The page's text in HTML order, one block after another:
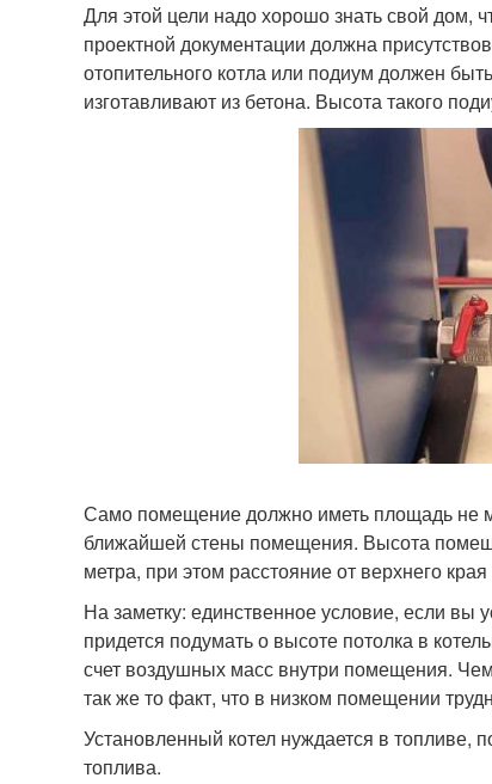
Для этой цели надо хорошо знать свой дом,
проектной документации должна
отопительного котла или подиум должен
изготавливают из бетона. Высота такого
Само помещение должно иметь площадь не
ближайшей стены помещения. Высота
метра, при этом расстояние от верхнего
На заметку: единственное условие, если вы
придется подумать о высоте потолка в
счет воздушных масс внутри помещения.
так же то факт, что в низком помещении
Установленный котел нуждается в топливе,
топлива.